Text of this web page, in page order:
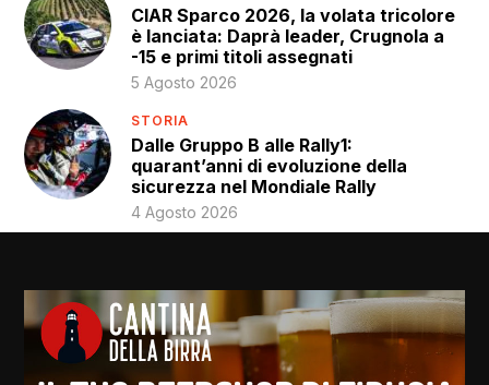
CIAR Sparco 2026, la volata tricolore
è lanciata: Daprà leader, Crugnola a
-15 e primi titoli assegnati
5 Agosto 2026
STORIA
Dalle Gruppo B alle Rally1:
quarant’anni di evoluzione della
sicurezza nel Mondiale Rally
4 Agosto 2026